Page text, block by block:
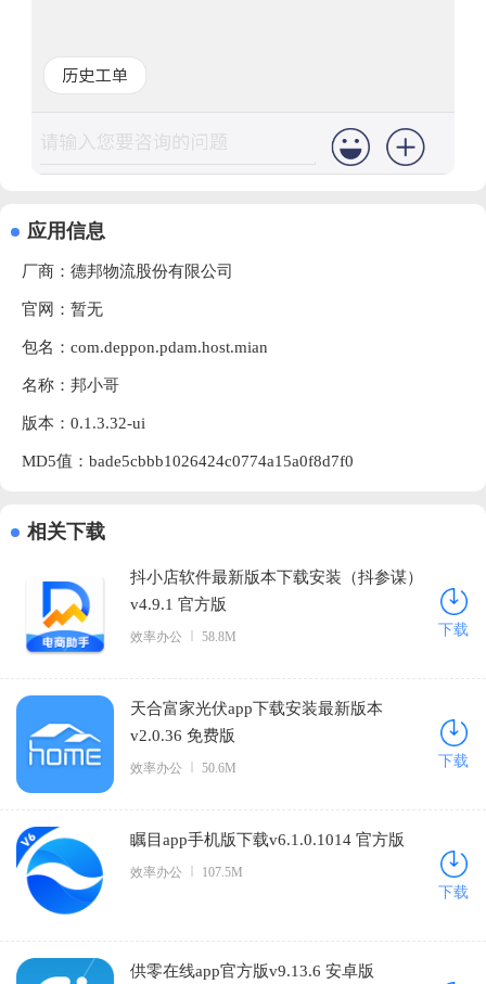
应用信息
厂商： 德邦物流股份有限公司
官网：暂无
包名：com.deppon.pdam.host.mian
名称：邦小哥
版本：0.1.3.32-ui
MD5值：bade5cbbb1026424c0774a15a0f8d7f0
相关下载
抖小店软件最新版本下载安装（抖参谋）
v4.9.1 官方版
效率办公 58.8M 下载
天合富家光伏app下载安装最新版本
v2.0.36 免费版
效率办公 50.6M 下载
瞩目app手机版下载v6.1.0.1014 官方版
效率办公 107.5M
下载
供零在线app官方版v9.13.6 安卓版